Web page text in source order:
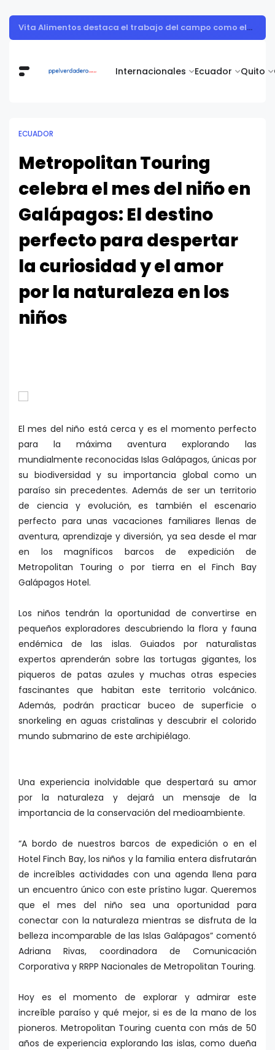
Internacionales Ecuador Quito
Muestra de arte contemporáneo reunió a cuerpo diplomático y artistas nacionales en la Academia Diplomática Galo Plaza
ECUADOR
Metropolitan Touring
celebra el mes del niño en
Galápagos: El destino
perfecto para despertar
la curiosidad y el amor
por la naturaleza en los
niños
El mes del niño está cerca y es el momento perfecto
para la máxima aventura explorando las
mundialmente reconocidas Islas Galápagos, únicas por
su biodiversidad y su importancia global como un
paraíso sin precedentes. Además de ser un territorio
de ciencia y evolución, es también el escenario
perfecto para unas vacaciones familiares llenas de
aventura, aprendizaje y diversión, ya sea desde el mar
en los magníficos barcos de expedición de
Metropolitan Touring o por tierra en el Finch Bay
Galápagos Hotel.
Los niños tendrán la oportunidad de convertirse en
pequeños exploradores descubriendo la flora y fauna
endémica de las islas. Guiados por naturalistas
expertos aprenderán sobre las tortugas gigantes, los
piqueros de patas azules y muchas otras especies
fascinantes que habitan este territorio volcánico.
Además, podrán practicar buceo de superficie o
snorkeling en aguas cristalinas y descubrir el colorido
mundo submarino de este archipiélago.
Una experiencia inolvidable que despertará su amor
por la naturaleza y dejará un mensaje de la
importancia de la conservación del medioambiente.
“A bordo de nuestros barcos de expedición o en el
Hotel Finch Bay, los niños y la familia entera disfrutarán
de increíbles actividades con una agenda llena para
un encuentro único con este prístino lugar. Queremos
que el mes del niño sea una oportunidad para
conectar con la naturaleza mientras se disfruta de la
belleza incomparable de las Islas Galápagos” comentó
Adriana Rivas, coordinadora de Comunicación
Corporativa y RRPP Nacionales de Metropolitan Touring.
Hoy es el momento de explorar y admirar este
increíble paraíso y qué mejor, si es de la mano de los
pioneros. Metropolitan Touring cuenta con más de 50
años de experiencia explorando las islas, como dueña